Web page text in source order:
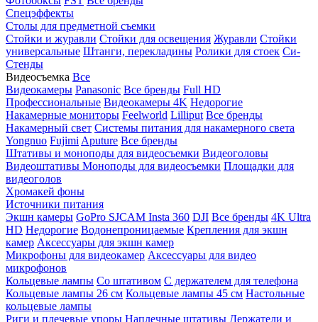
Спецэффекты
Столы для предметной съемки
Стойки и журавли Стойки для освещения Журавли Стойки
универсальные Штанги, перекладины Ролики для стоек Си-
Стенды
Видеосъемка Все
Видеокамеры Panasonic Все бренды Full HD
Профессиональные Видеокамеры 4K Недорогие
Накамерные мониторы Feelworld Lilliput Все бренды
Накамерный свет Системы питания для накамерного света
Yongnuo Fujimi Aputure Все бренды
Штативы и моноподы для видеосъемки Видеоголовы
Видеоштативы Моноподы для видеосъемки Площадки для
видеоголов
Хромакей фоны
Источники питания
Экшн камеры GoPro SJCAM Insta 360 DJI Все бренды 4K Ultra
HD Недорогие Водонепроницаемые Крепления для экшн
камер Аксессуары для экшн камер
Микрофоны для видеокамер Аксессуары для видео
микрофонов
Кольцевые лампы Со штативом C держателем для телефона
Кольцевые лампы 26 см Кольцевые лампы 45 см Настольные
кольцевые лампы
Риги и плечевые упоры Наплечные штативы Держатели и